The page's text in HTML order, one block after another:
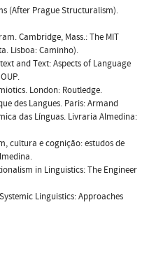
(After Prague Structuralism).
Cambridge, Mass.: The MIT
Lisboa: Caminho).
and Text: Aspects of Language
London: Routledge.
des Langues. Paris: Armand
das Línguas. Livraria Almedina:
cultura e cognição: estudos de
in Linguistics: The Engineer
Linguistics: Approaches